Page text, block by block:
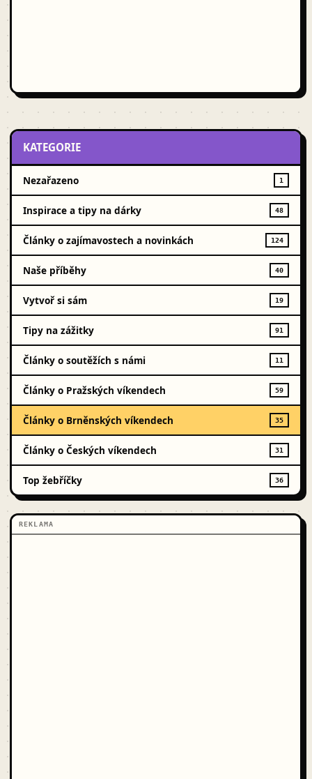
KATEGORIE
Nezařazeno 1
Inspirace a tipy na dárky 48
Články o zajímavostech a novinkách 124
Naše příběhy 40
Vytvoř si sám 19
Tipy na zážitky 91
Články o soutěžích s námi 11
Články o Pražských víkendech 59
Články o Brněnských víkendech 35
Články o Českých víkendech 31
Top žebříčky 36
REKLAMA